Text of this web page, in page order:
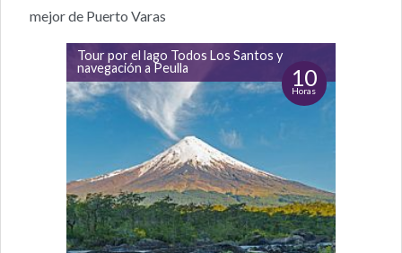
mejor de Puerto Varas
Tour por el lago Todos Los Santos y
navegación a Peulla
10
Horas